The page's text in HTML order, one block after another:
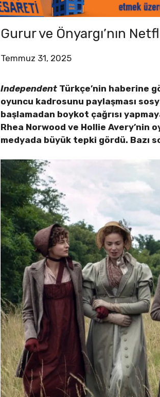
Gurur ve Önyargı’nın
Temmuz 31, 2025
Independent Türkçe’nin haberine
oyuncu kadrosunu paylaşması
başlamadan boykot çağrısı
Rhea Norwood ve Hollie Avery’nin
medyada büyük tepki gördü. Bazı